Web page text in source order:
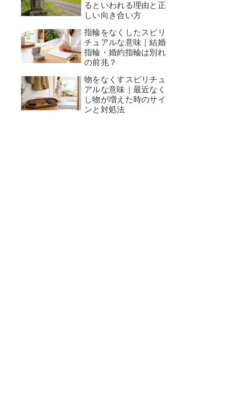
るといわれる理由と正
しい向き合い方
指輪をなくしたスピリ
チュアルな意味｜結婚
指輪・婚約指輪は別れ
の前兆？
物をなくすスピリチュ
アルな意味｜最近なく
し物が増えた時のサイ
ンと対処法